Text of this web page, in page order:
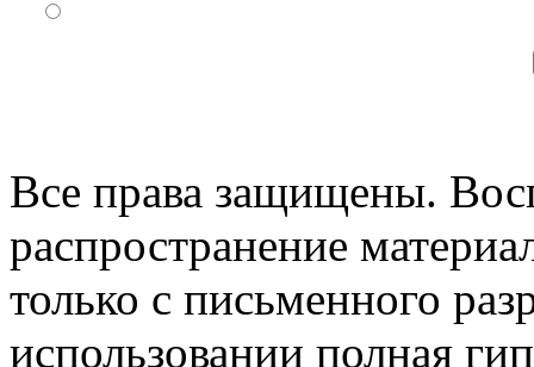
Все права защищены.
распространение
только с письменного
использовании полная